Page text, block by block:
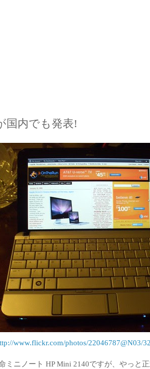
国内でも発表!
www.flickr.com/photos/22046787@N03/
ミニノート HP Mini 2140ですが、やっと